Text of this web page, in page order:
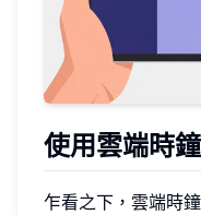
使用雲端時
乍看之下，雲端時